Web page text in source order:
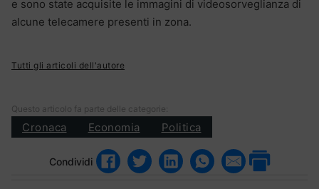
e sono state acquisite le immagini di videosorveglianza di
alcune telecamere presenti in zona.
Tutti gli articoli dell'autore
Questo articolo fa parte delle categorie:
Cronaca Economia Politica
Condividi